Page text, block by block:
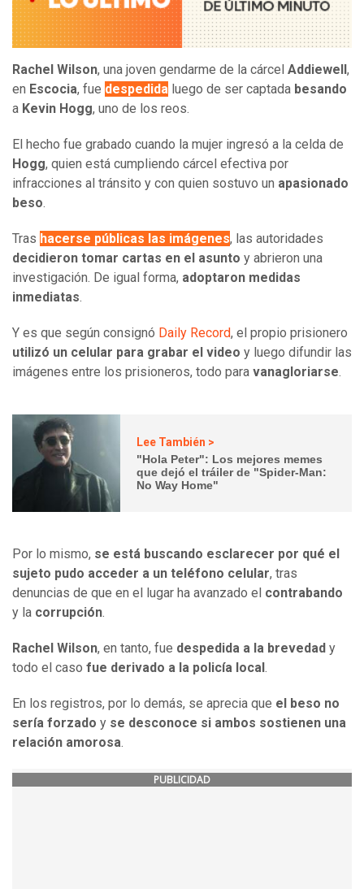
Rachel Wilson, una joven gendarme de la cárcel Addiewell ,
en Escocia, fue despedida luego de ser captada besando
a Kevin Hogg, uno de los reos.
El hecho fue grabado cuando la mujer ingresó a la celda de
Hogg, quien está cumpliendo cárcel efectiva por
infracciones al tránsito y con quien sostuvo un apasionado
beso.
Tras hacerse públicas las imágenes, las autoridades
decidieron tomar cartas en el asunto y abrieron una
investigación. De igual forma, adoptaron medidas
inmediatas.
Y es que según consignó Daily Record, el propio prisionero
utilizó un celular para grabar el video y luego difundir las
imágenes entre los prisioneros, todo para vanagloriarse.
Lee También >
"Hola Peter": Los mejores memes
que dejó el tráiler de "Spider-Man:
No Way Home"
Por lo mismo, se está buscando esclarecer por qué el
sujeto pudo acceder a un teléfono celular, tras
denuncias de que en el lugar ha avanzado el contrabando
y la corrupción.
Rachel Wilson, en tanto, fue despedida a la brevedad y
todo el caso fue derivado a la policía local .
En los registros, por lo demás, se aprecia que el beso no
sería forzado y se desconoce si ambos sostienen una
relación amorosa.
PUBLICIDAD